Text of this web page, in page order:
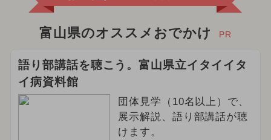
富山県のオススメおでかけ PR
語り部講話を聴こう。富山県立イタイイタ
イ病資料館
団体見学（10名以上）で、
展示解説、語り部講話が聴
けます。